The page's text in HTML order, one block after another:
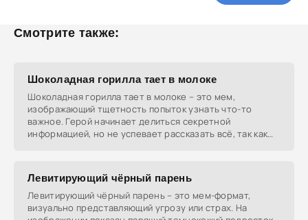
Смотрите также:
Шоколадная горилла тает в молоке
Шоколадная горилла тает в молоке – это мем,
изображающий тщетность попыток узнать что-то
важное. Герой начинает делиться секретной
информацией, но не успевает рассказать всё, так как
Левитирующий чёрный парень
Левитирующий чёрный парень – это мем-формат,
визуально представляющий угрозу или страх. На